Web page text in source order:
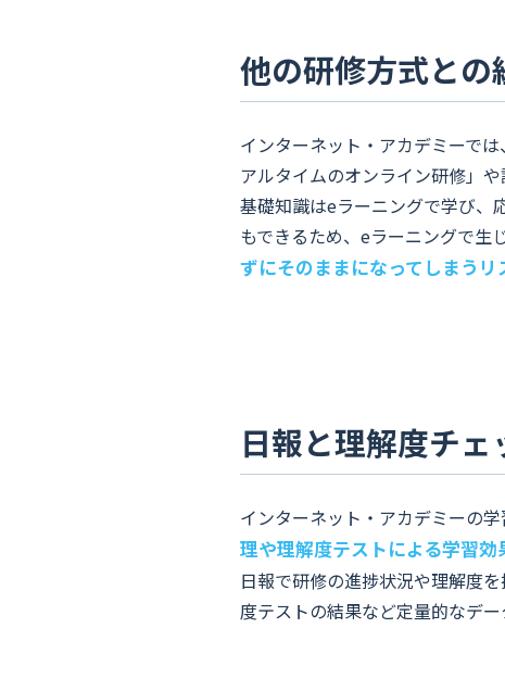
他の研修方式との
インターネット・アカデミーで
アルタイムのオンライン研修」
基礎知識はeラーニングで学び、
もできるため、eラーニングで生
ずにそのままになってしまうリ
日報と理解度チ
インターネット・アカデミーの
理や理解度テストによる学習効
日報で研修の進捗状況や理解度
度テストの結果など定量的なデー